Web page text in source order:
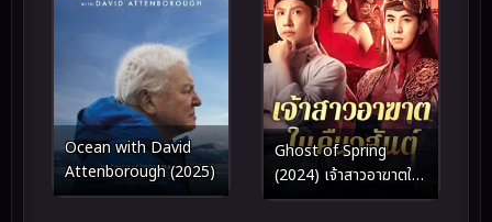
Ocean with David
Attenborough (2025)
Ghost of Spring
(2024) เจ้าสาวอาฆาตใน
คืนวสันต์